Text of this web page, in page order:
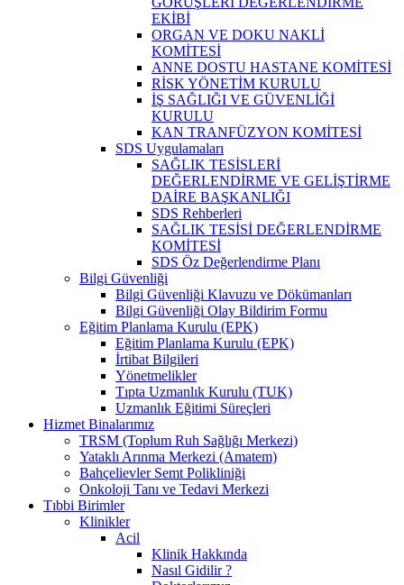
EKİBİ
ORGAN VE DOKU NAKLİ
KOMİTESİ
ANNE DOSTU HASTANE KOMİTESİ
RİSK YÖNETİM KURULU
İŞ SAĞLIĞI VE GÜVENLİĞİ
KURULU
KAN TRANFÜZYON KOMİTESİ
SDS Uygulamaları
SAĞLIK TESİSLERİ
DEĞERLENDİRME VE GELİŞTİRME
DAİRE BAŞKANLIĞI
SDS Rehberleri
SAĞLIK TESİSİ DEĞERLENDİRME
KOMİTESİ
SDS Öz Değerlendirme Planı
Bilgi Güvenliği
Bilgi Güvenliği Klavuzu ve Dökümanları
Bilgi Güvenliği Olay Bildirim Formu
Eğitim Planlama Kurulu (EPK)
Eğitim Planlama Kurulu (EPK)
İrtibat Bilgileri
Yönetmelikler
Tıpta Uzmanlık Kurulu (TUK)
Uzmanlık Eğitimi Süreçleri
Hizmet Binalarımız
TRSM (Toplum Ruh Sağlığı Merkezi)
Yataklı Arınma Merkezi (Amatem)
Bahçelievler Semt Polikliniği
Onkoloji Tanı ve Tedavi Merkezi
Tıbbi Birimler
Klinikler
Acil
Klinik Hakkında
Nasıl Gidilir ?